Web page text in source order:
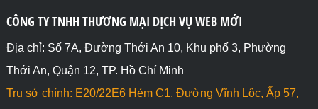
CÔNG TY TNHH THƯƠNG MẠI DỊCH VỤ WEB MỚI
Địa chỉ: Số 7A, Đường Thới An 10, Khu phố 3, Phường
Thới An, Quận 12, TP. Hồ Chí Minh
Trụ sở chính: E20/22E6 Hẻm C1, Đường Vĩnh Lộc, Ấp 57,